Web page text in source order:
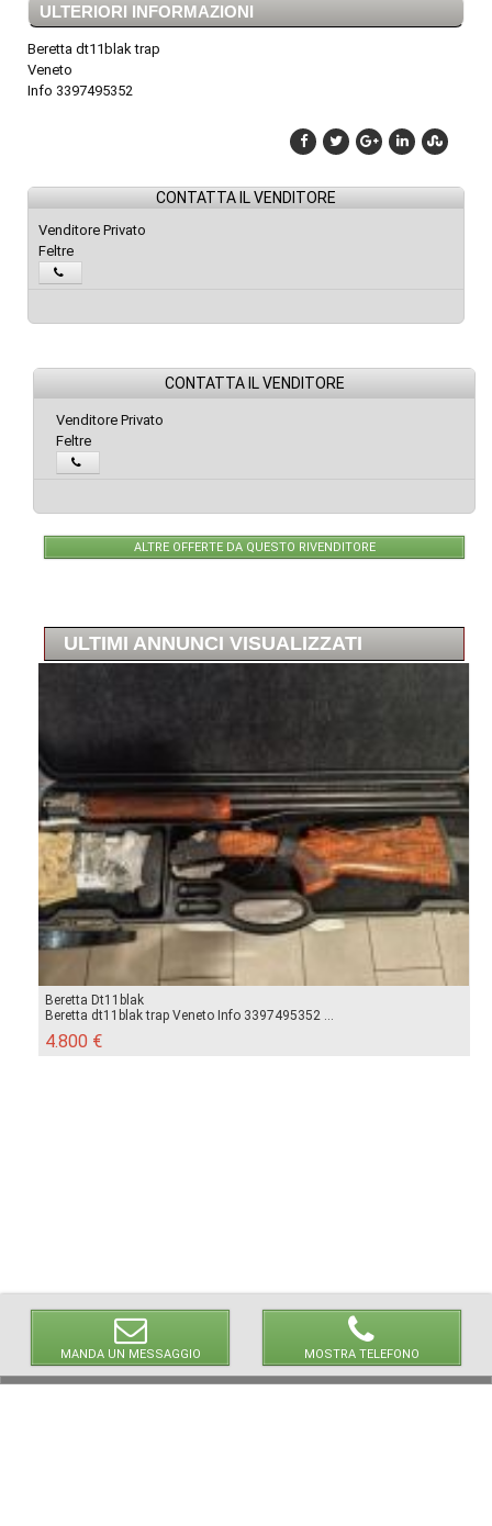
ULTERIORI INFORMAZIONI
Beretta dt11blak trap
Veneto
Info 3397495352
CONTATTA IL VENDITORE
Venditore Privato
Feltre
MANDA UN MESSAGGIO MOSTRA TELEFONO
CONTATTA IL VENDITORE
Venditore Privato
Feltre
ALTRE OFFERTE DA QUESTO RIVENDITORE
ULTIMI ANNUNCI VISUALIZZATI
Beretta Dt11blak
Beretta dt11blak trap Veneto Info 3397495352 ...
4.800 €